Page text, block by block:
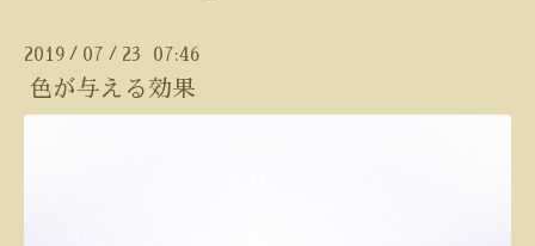
2019 / 07 / 23 07:46
色が与える効果